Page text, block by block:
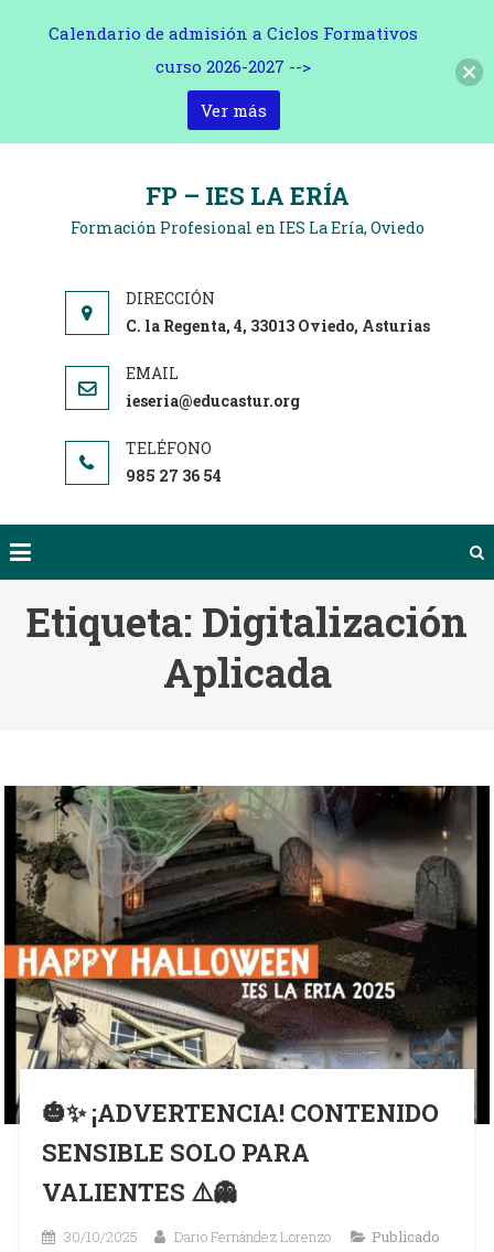
contenido
FP – IES LA ERÍA
Formación Profesional en IES La Ería, Oviedo
C. la Regenta, 4, 33013 Oviedo, Asturias
ieseria@educastur.org
985 27 36 54
Etiqueta: Digitalización
Aplicada
🎃✨ ¡ADVERTENCIA! CONTENIDO
SENSIBLE SOLO PARA
VALIENTES ⚠️👻
30/10/2025 Dario Fernández Lorenzo
Publicado
Calendario de admisión a Ciclos Formativos
curso 2026-2027 -->
Ver más